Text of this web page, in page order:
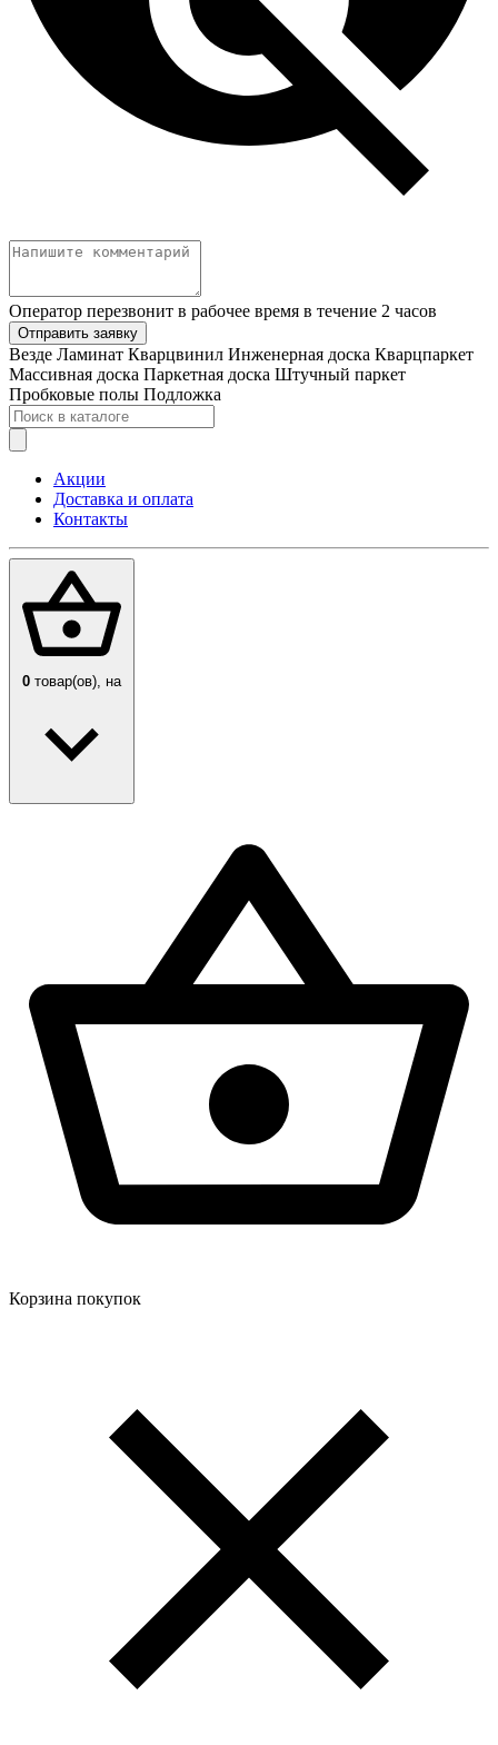
Оператор перезвонит в рабочее время в течение 2 часов
Отправить заявку
Везде Ламинат Кварцвинил Инженерная доска Кварцпаркет
Массивная доска Паркетная доска Штучный паркет
Пробковые полы Подложка
Акции
Доставка и оплата
Контакты
0 товар(ов), на
Корзина покупок